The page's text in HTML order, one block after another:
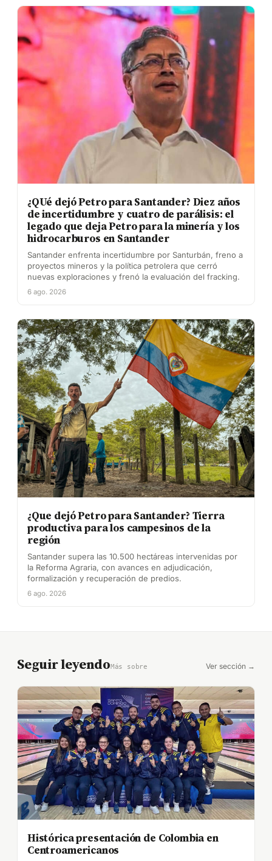
¿QUé dejó Petro para Santander? Diez años
de incertidumbre y cuatro de parálisis: el
legado que deja Petro para la minería y los
hidrocarburos en Santander
Santander enfrenta incertidumbre por Santurbán, freno a
proyectos mineros y la política petrolera que cerró
nuevas exploraciones y frenó la evaluación del fracking.
6 ago. 2026
¿Que dejó Petro para Santander? Tierra
productiva para los campesinos de la
región
Santander supera las 10.500 hectáreas intervenidas por
la Reforma Agraria, con avances en adjudicación,
formalización y recuperación de predios.
6 ago. 2026
Seguir leyendoMás sobre Ver sección →
Histórica presentación de Colombia en
Centroamericanos